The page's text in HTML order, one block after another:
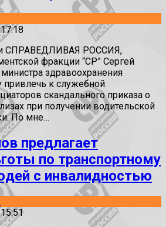
СПРАВЕДЛИВАЯ РОССИЯ,
фракции “СР” Сергей
здравоохранения
привлечь к служебной
скандального приказа о
при получении водительской
По мне…
предлагает
по транспортному
с инвалидностью